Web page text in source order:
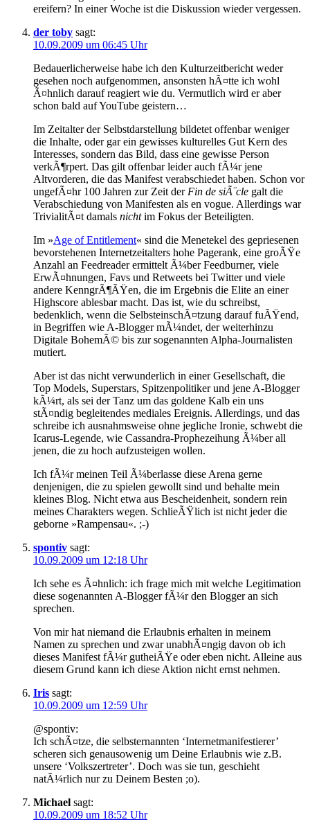
ereifern? In einer Woche ist die Diskussion wieder vergessen.
der toby sagt:
10.09.2009 um 06:45 Uhr
Bedauerlicherweise habe ich den Kulturzeitbericht weder
gesehen noch aufgenommen, ansonsten hÃ¤tte ich wohl
Ã¤hnlich darauf reagiert wie du. Vermutlich wird er aber
schon bald auf YouTube geistern…
Im Zeitalter der Selbstdarstellung bildetet offenbar weniger
die Inhalte, oder gar ein gewisses kulturelles Gut Kern des
Interesses, sondern das Bild, dass eine gewisse Person
verkÃ¶rpert. Das gilt offenbar leider auch fÃ¼r jene
Altvorderen, die das Manifest verabschiedet haben. Schon vor
ungefÃ¤hr 100 Jahren zur Zeit der Fin de siÃ¨cle galt die
Verabschiedung von Manifesten als en vogue. Allerdings war
TrivialitÃ¤t damals nichtim Fokus der Beteiligten.
Im »Age of Entitlement« sind die Menetekel des gepriesenen
bevorstehenen Internetzeitalters hohe Pagerank, eine groÃŸe
Anzahl an Feedreader ermittelt Ã¼ber Feedburner, viele
ErwÃ¤hnungen, Favs und Retweets bei Twitter und viele
andere KenngrÃ¶ÃŸen, die im Ergebnis die Elite an einer
Highscore ablesbar macht. Das ist, wie du schreibst,
bedenklich, wenn die SelbsteinschÃ¤tzung darauf fuÃŸend,
in Begriffen wie A-Blogger mÃ¼ndet, der weiterhinzu
Digitale BohemÃ© bis zur sogenannten Alpha-Journalisten
mutiert.
Aber ist das nicht verwunderlich in einer Gesellschaft, die
Top Models, Superstars, Spitzenpolitiker und jene A-Blogger
kÃ¼rt, als sei der Tanz um das goldene Kalb ein uns
stÃ¤ndig begleitendes mediales Ereignis. Allerdings, und das
schreibe ich ausnahmsweise ohne jegliche Ironie, schwebt die
Icarus-Legende, wie Cassandra-Prophezeihung Ã¼ber all
jenen, die zu hoch aufzusteigen wollen.
Ich fÃ¼r meinen Teil Ã¼berlasse diese Arena gerne
denjenigen, die zu spielen gewollt sind und behalte mein
kleines Blog. Nicht etwa aus Bescheidenheit, sondern rein
meines Charakters wegen. SchlieÃŸlich ist nicht jeder die
geborne »Rampensau«. ;-)
spontiv sagt:
10.09.2009 um 12:18 Uhr
Ich sehe es Ã¤hnlich: ich frage mich mit welche Legitimation
diese sogenannten A-Blogger fÃ¼r den Blogger an sich
sprechen.
Von mir hat niemand die Erlaubnis erhalten in meinem
Namen zu sprechen und zwar unabhÃ¤ngig davon ob ich
dieses Manifest fÃ¼r gutheiÃŸe oder eben nicht. Alleine aus
diesem Grund kann ich diese Aktion nicht ernst nehmen.
Iris sagt:
10.09.2009 um 12:59 Uhr
@spontiv:
Ich schÃ¤tze, die selbsternannten ‘Internetmanifestierer’
scheren sich genausowenig um Deine Erlaubnis wie z.B.
unsere ‘Volkszertreter’. Doch was sie tun, geschieht
natÃ¼rlich nur zu Deinem Besten ;o).
Michael sagt:
10.09.2009 um 18:52 Uhr